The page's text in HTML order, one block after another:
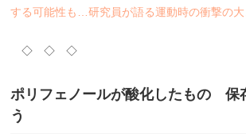
する可能性も…研究員が語る運動時の衝撃の大
◇ ◇ ◇
ポリフェノールが酸化したもの 保
う